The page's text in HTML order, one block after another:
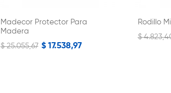
Madecor Protector Para
Madera
$ 25.055,67 $ 17.538,97
Rodillo
$